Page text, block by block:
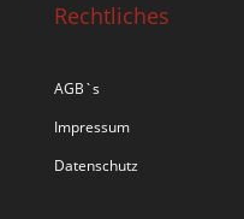
Rechtliches
AGB`s
Impressum
Datenschutz